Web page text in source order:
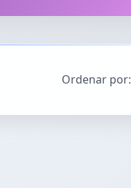
Ordenar por: